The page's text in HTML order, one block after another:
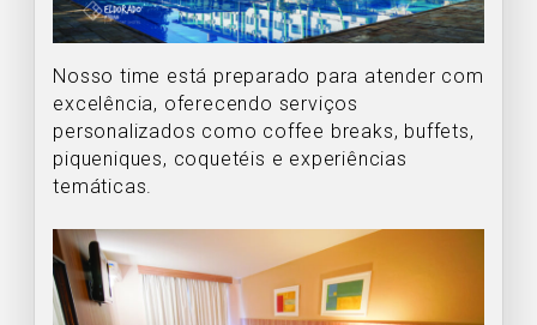
Nosso time está preparado para atender com
excelência, oferecendo serviços
personalizados como coffee breaks, buffets,
piqueniques, coquetéis e experiências
temáticas.